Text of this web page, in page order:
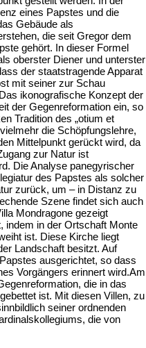
eines Papstes und die
Gebäude als
die seit Gregor dem
gehört. In dieser Formel
oberster Diener und unterster
der staatstragende Apparat
mit seiner zur Schau
ikonografische Konzept der
der Gegenreformation ein, so
Tradition des „otium et
die Schöpfungslehre,
Mittelpunkt gerückt wird, da
zur Natur ist
Die Analyse panegyrischer
des Papstes als solcher
zurück, um – in Distanz zu
Szene findet sich auch
Mondragone gezeigt
indem in der Ortschaft Monte
ist. Diese Kirche liegt
Landschaft besitzt. Auf
ausgerichtet, so dass
Vorgängers erinnert wird.Am
die in das
ist. Mit diesen Villen, zu
seiner ordnenden
die von